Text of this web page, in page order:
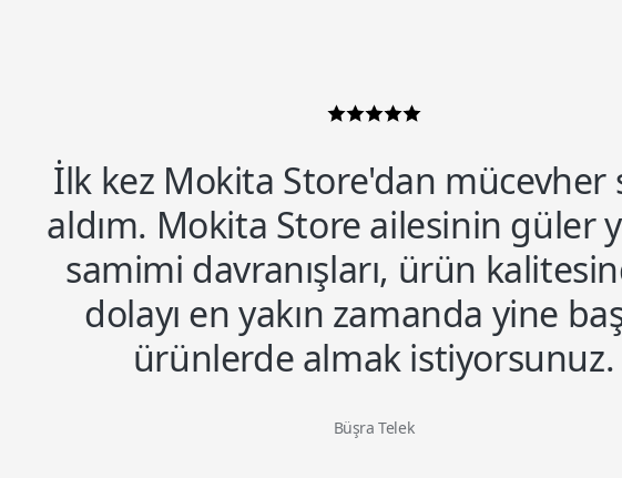
İlk kez Mokita Store'dan mücevher
aldım. Mokita Store ailesinin güler
samimi davranışları, ürün
dolayı en yakın zamanda yine
ürünlerde almak istiyorsunuz.
Büşra Telek